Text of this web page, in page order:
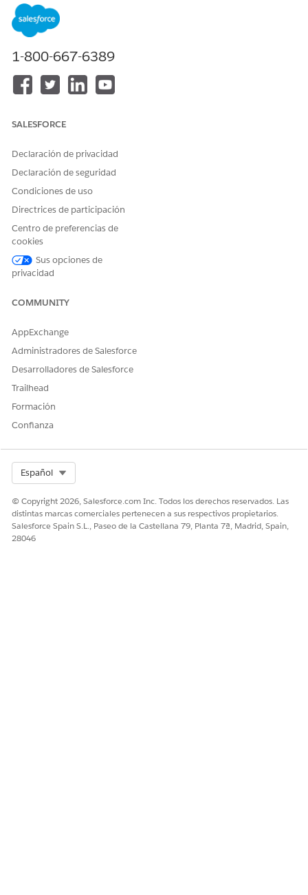
¿RESOLVIÓ ESTE ARTÍCULO SU PROBLEMA?
1-800-667-6389
SALESFORCE
Declaración de privacidad
Declaración de seguridad
Condiciones de uso
Directrices de participación
Centro de preferencias de
cookies
Sus opciones de
privacidad
COMMUNITY
AppExchange
Administradores de Salesforce
Desarrolladores de Salesforce
Trailhead
Formación
Confianza
Español
© Copyright 2026, Salesforce.com Inc. Todos los derechos reservados. Las
distintas marcas comerciales pertenecen a sus respectivos propietarios.
Salesforce Spain S.L., Paseo de la Castellana 79, Planta 7ª, Madrid, Spain,
28046